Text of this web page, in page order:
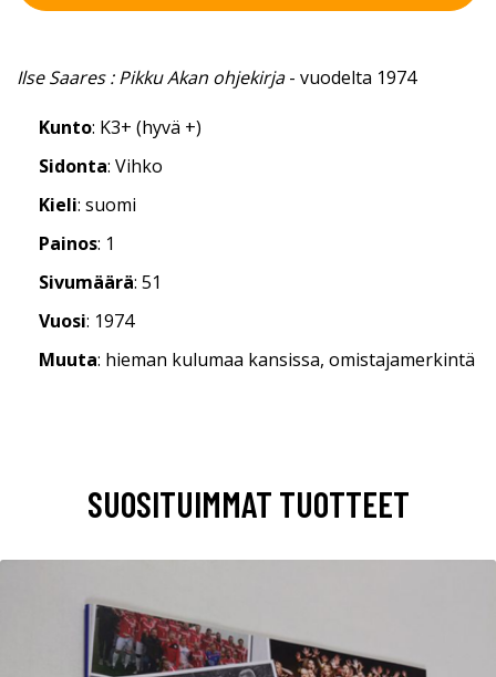
Ilse Saares : Pikku Akan ohjekirja- vuodelta 1974
Kunto: K3+ (hyvä +)
Sidonta: Vihko
Kieli: suomi
Painos: 1
Sivumäärä: 51
Vuosi: 1974
Muuta: hieman kulumaa kansissa, omistajamerkintä
SUOSITUIMMAT TUOTTEET